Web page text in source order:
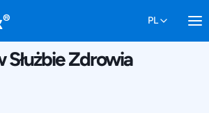
5 GRUDNIA 2016
Służbie Zdrowia